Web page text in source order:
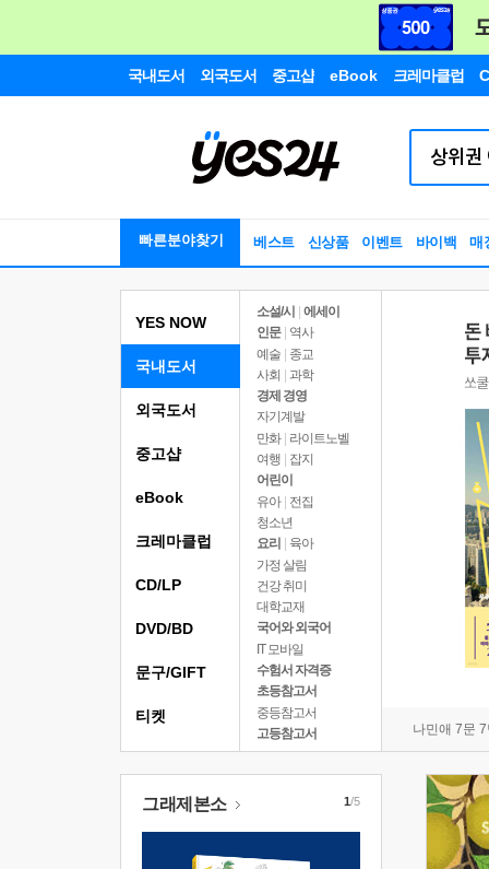
국내도서 외국도서 중고샵 eBook 크레마클럽
빠른분야찾기 베스트 신상품 이벤트 바이백 매
YES NOW
국내도서
소설/시
에세이
인문
역사
예술 | 종교
사회 | 과학
경제 경영
자기계발
만화 | 라이트노벨
여행
잡지
어린이
유아 | 전집
청소년
요리
육아
가정 살림
건강 취미
대학교재
국어와 외국어
IT 모바일
수험서 자격증
초등참고서
중등참고서
고등참고서
나민애 7문
외국도서
중고샵
eBook
크레마클럽
CD/LP
DVD/BD
문구/GIFT
티켓
그래제본소 1/5